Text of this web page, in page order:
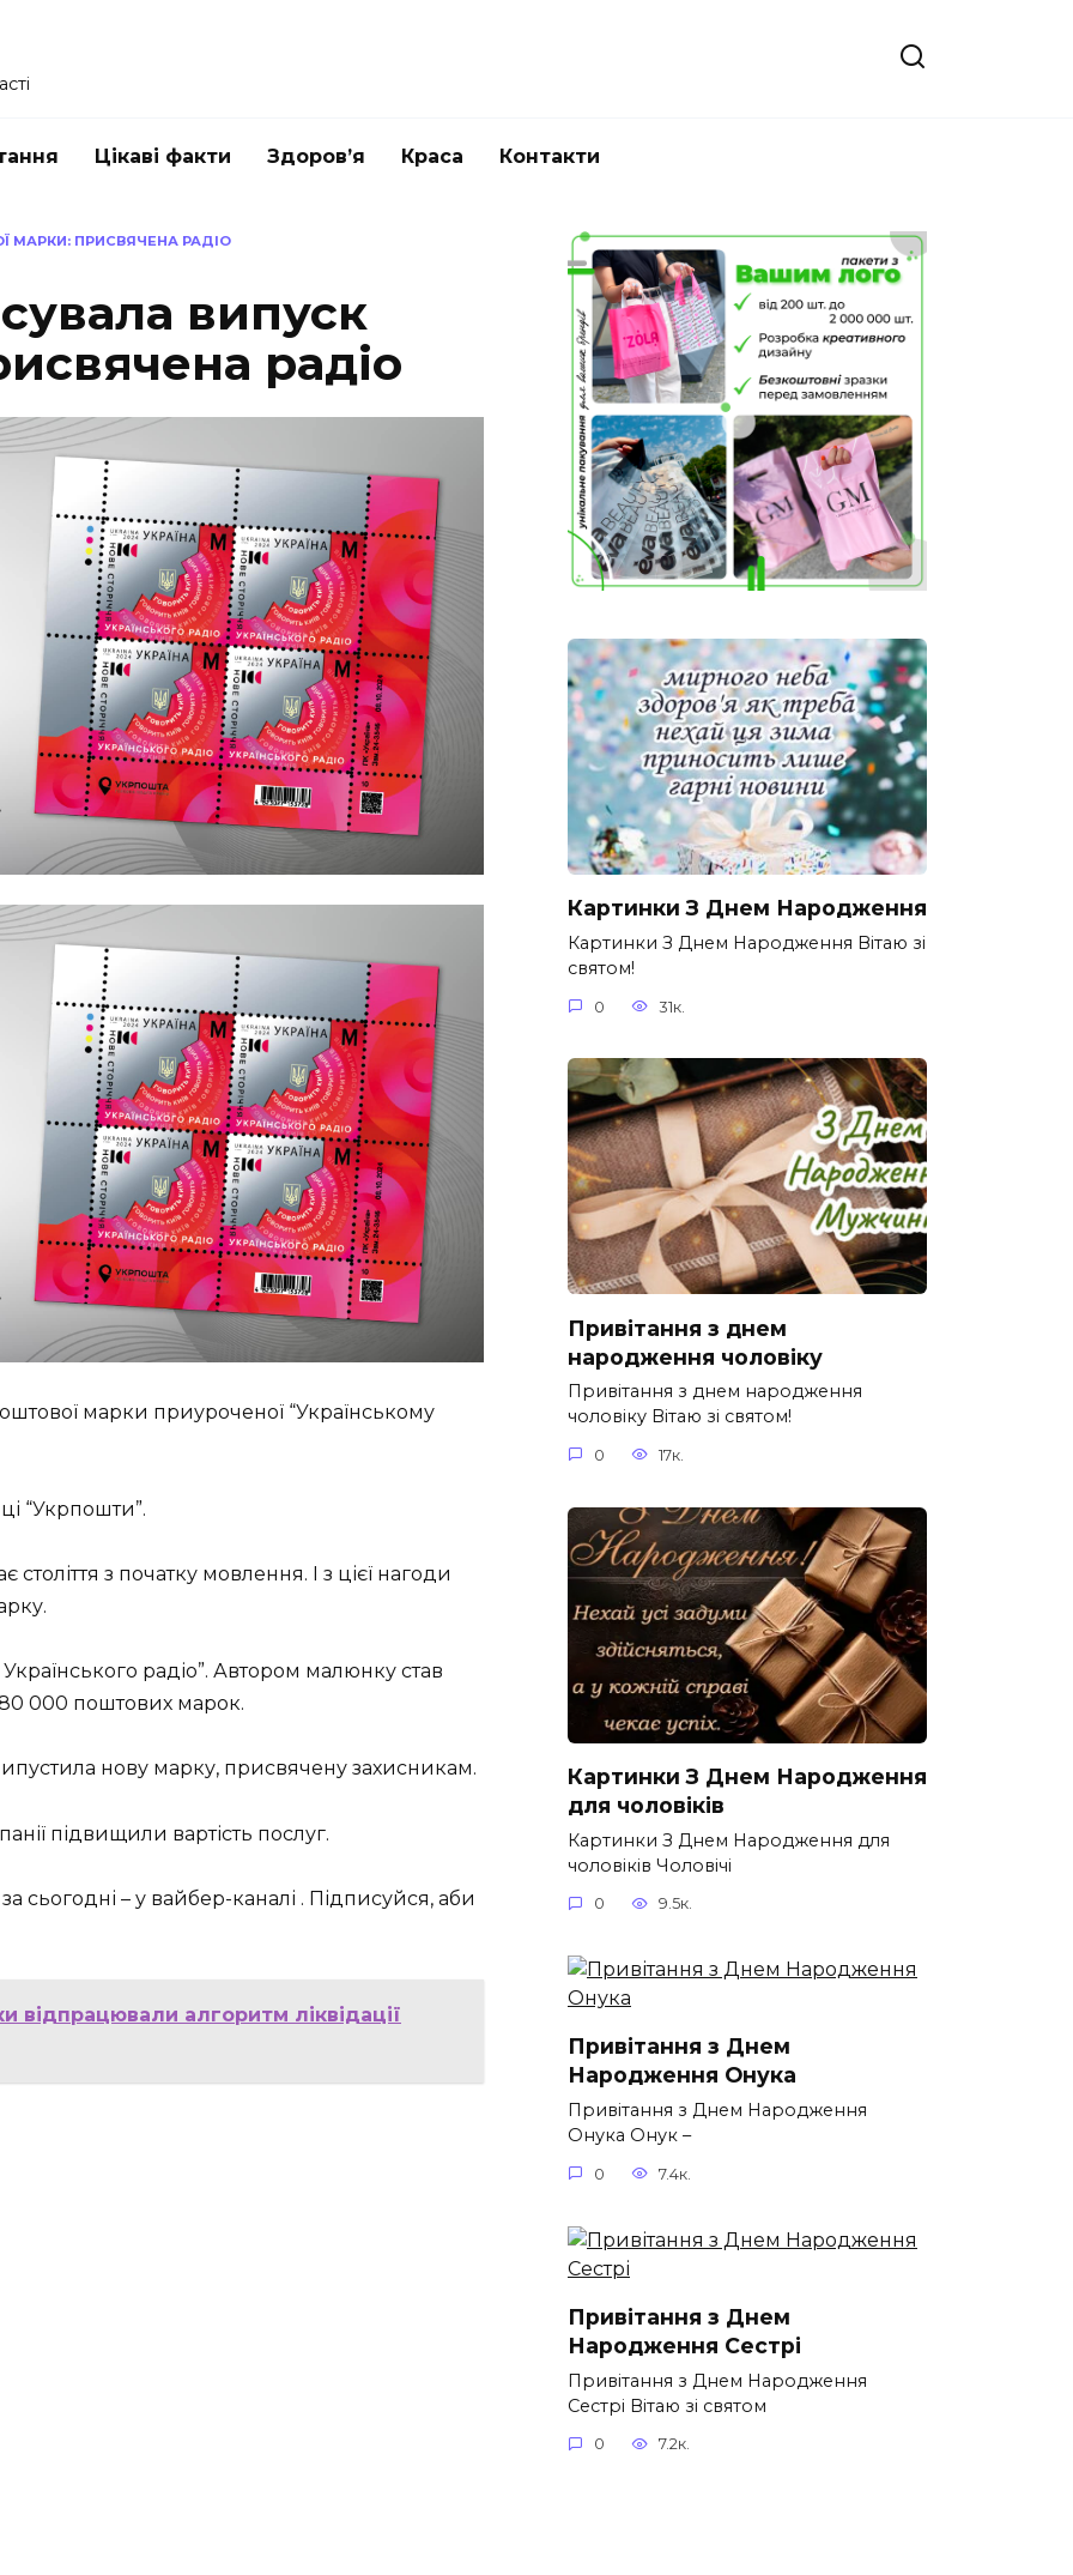
Цікаві факти Здоров’я Краса Контакти
МАРКИ: ПРИСВЯЧЕНА РАДІО
випуск
радіо
марки приуроченої “Українському
“Укрпошти”.
століття з початку мовлення. І з цієї нагоди
радіо”. Автором малюнку став
000 поштових марок.
нову марку, присвячену захисникам.
підвищили вартість послуг.
сьогодні – у вайбер-каналі . Підписуйся, аби
відпрацювали алгоритм ліквідації
Картинки З Днем Народження
Картинки З Днем Народження Вітаю зі
святом!
0 31к.
Привітання з днем
народження чоловіку
Привітання з днем народження
чоловіку Вітаю зі святом!
0 17к.
Картинки З Днем Народження
для чоловіків​
Картинки З Днем Народження для
чоловіків​ Чоловічі
0 9.5к.
Привітання з Днем
Народження Онука
Привітання з Днем Народження
Онука Онук –
0 7.4к.
Привітання з Днем
Народження Сестрі
Привітання з Днем Народження
Сестрі Вітаю зі святом
0 7.2к.